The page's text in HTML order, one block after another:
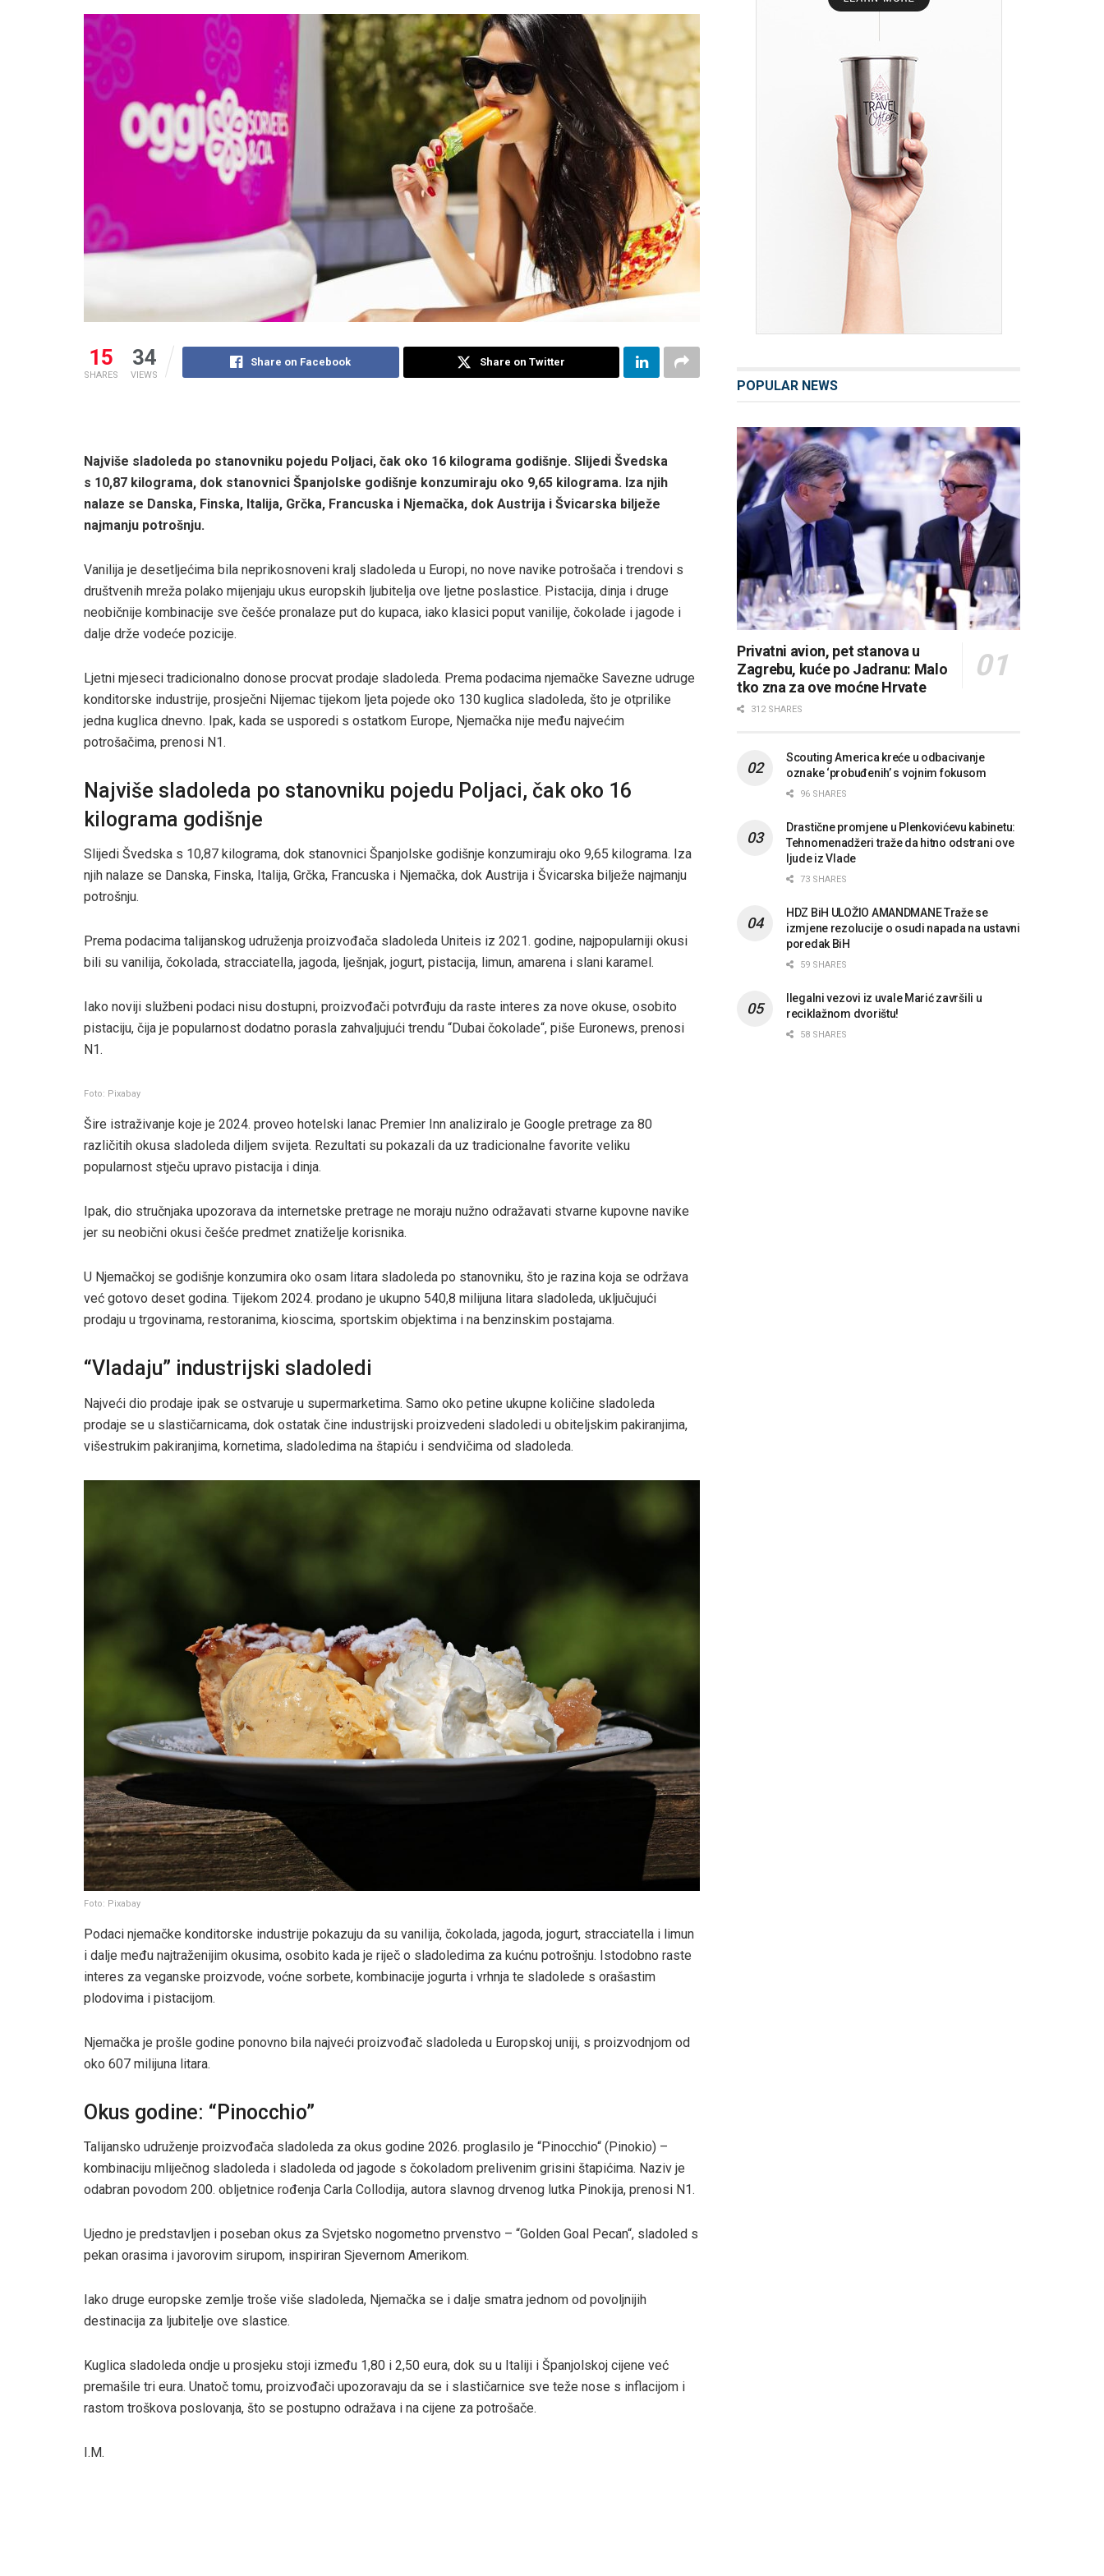
15
SHARES
34
VIEWS
Share on Facebook Share on Twitter
Najviše sladoleda po stanovniku pojedu Poljaci, čak oko 16 kilograma godišnje. Slijedi Švedska
s 10,87 kilograma, dok stanovnici Španjolske godišnje konzumiraju oko 9,65 kilograma. Iza njih
nalaze se Danska, Finska, Italija, Grčka, Francuska i Njemačka, dok Austrija i Švicarska bilježe
najmanju potrošnju.
Vanilija je desetljećima bila neprikosnoveni kralj sladoleda u Europi, no nove navike potrošača i trendovi s
društvenih mreža polako mijenjaju ukus europskih ljubitelja ove ljetne poslastice. Pistacija, dinja i druge
neobičnije kombinacije sve češće pronalaze put do kupaca, iako klasici poput vanilije, čokolade i jagode i
dalje drže vodeće pozicije.
Ljetni mjeseci tradicionalno donose procvat prodaje sladoleda. Prema podacima njemačke Savezne udruge
konditorske industrije, prosječni Nijemac tijekom ljeta pojede oko 130 kuglica sladoleda, što je otprilike
jedna kuglica dnevno. Ipak, kada se usporedi s ostatkom Europe, Njemačka nije među najvećim
potrošačima, prenosi N1.
Najviše sladoleda po stanovniku pojedu Poljaci, čak oko 16
kilograma godišnje
Slijedi Švedska s 10,87 kilograma, dok stanovnici Španjolske godišnje konzumiraju oko 9,65 kilograma. Iza
njih nalaze se Danska, Finska, Italija, Grčka, Francuska i Njemačka, dok Austrija i Švicarska bilježe najmanju
potrošnju.
Prema podacima talijanskog udruženja proizvođača sladoleda Uniteis iz 2021. godine, najpopularniji okusi
bili su vanilija, čokolada, stracciatella, jagoda, lješnjak, jogurt, pistacija, limun, amarena i slani karamel.
Iako noviji službeni podaci nisu dostupni, proizvođači potvrđuju da raste interes za nove okuse, osobito
pistaciju, čija je popularnost dodatno porasla zahvaljujući trendu “Dubai čokolade“, piše Euronews, prenosi
N1.
Foto: Pixabay
Šire istraživanje koje je 2024. proveo hotelski lanac Premier Inn analiziralo je Google pretrage za 80
različitih okusa sladoleda diljem svijeta. Rezultati su pokazali da uz tradicionalne favorite veliku
popularnost stječu upravo pistacija i dinja.
Ipak, dio stručnjaka upozorava da internetske pretrage ne moraju nužno odražavati stvarne kupovne navike
jer su neobični okusi češće predmet znatiželje korisnika.
U Njemačkoj se godišnje konzumira oko osam litara sladoleda po stanovniku, što je razina koja se održava
već gotovo deset godina. Tijekom 2024. prodano je ukupno 540,8 milijuna litara sladoleda, uključujući
prodaju u trgovinama, restoranima, kioscima, sportskim objektima i na benzinskim postajama.
“Vladaju” industrijski sladoledi
Najveći dio prodaje ipak se ostvaruje u supermarketima. Samo oko petine ukupne količine sladoleda
prodaje se u slastičarnicama, dok ostatak čine industrijski proizvedeni sladoledi u obiteljskim pakiranjima,
višestrukim pakiranjima, kornetima, sladoledima na štapiću i sendvičima od sladoleda.
Foto: Pixabay
Podaci njemačke konditorske industrije pokazuju da su vanilija, čokolada, jagoda, jogurt, stracciatella i limun
i dalje među najtraženijim okusima, osobito kada je riječ o sladoledima za kućnu potrošnju. Istodobno raste
interes za veganske proizvode, voćne sorbete, kombinacije jogurta i vrhnja te sladolede s orašastim
plodovima i pistacijom.
Njemačka je prošle godine ponovno bila najveći proizvođač sladoleda u Europskoj uniji, s proizvodnjom od
oko 607 milijuna litara.
Okus godine: “Pinocchio”
Talijansko udruženje proizvođača sladoleda za okus godine 2026. proglasilo je “Pinocchio“ (Pinokio) –
kombinaciju mliječnog sladoleda i sladoleda od jagode s čokoladom prelivenim grisini štapićima. Naziv je
odabran povodom 200. obljetnice rođenja Carla Collodija, autora slavnog drvenog lutka Pinokija, prenosi N1.
Ujedno je predstavljen i poseban okus za Svjetsko nogometno prvenstvo – “Golden Goal Pecan“, sladoled s
pekan orasima i javorovim sirupom, inspiriran Sjevernom Amerikom.
Iako druge europske zemlje troše više sladoleda, Njemačka se i dalje smatra jednom od povoljnijih
destinacija za ljubitelje ove slastice.
Kuglica sladoleda ondje u prosjeku stoji između 1,80 i 2,50 eura, dok su u Italiji i Španjolskoj cijene već
premašile tri eura. Unatoč tomu, proizvođači upozoravaju da se i slastičarnice sve teže nose s inflacijom i
rastom troškova poslovanja, što se postupno odražava i na cijene za potrošače.
I.M.
POPULAR NEWS
Privatni avion, pet stanova u
Zagrebu, kuće po Jadranu: Malo
tko zna za ove moćne Hrvate
312 SHARES
Scouting America kreće u odbacivanje
oznake ‘probuđenih’ s vojnim fokusom
96 SHARES
Drastične promjene u Plenkovićevu kabinetu:
Tehnomenadžeri traže da hitno odstrani ove
ljude iz Vlade
73 SHARES
HDZ BiH ULOŽIO AMANDMANE Traže se
izmjene rezolucije o osudi napada na ustavni
poredak BiH
59 SHARES
Ilegalni vezovi iz uvale Marić završili u
reciklažnom dvorištu!
58 SHARES